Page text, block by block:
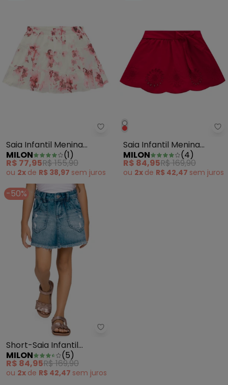
Milon - Saia Infantil Menina
Saia Infantil Menina
Flores Off White
MILON (1)
R$ 77,95R$ 155,90
ou 2x de R$ 38,97 sem juros
Saia Infantil Menina
Bordado Branco
MILON (4)
R$ 84,95R$ 169,90
ou 2x de R$ 42,47 sem juros
-50%
Milon - Short-Saia Infantil
Short-Saia Infantil
Menina Jeans
MILON (5)
R$ 84,95R$ 169,90
ou 2x de R$ 42,47 sem juros